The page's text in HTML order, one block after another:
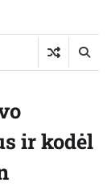
ir kodėl